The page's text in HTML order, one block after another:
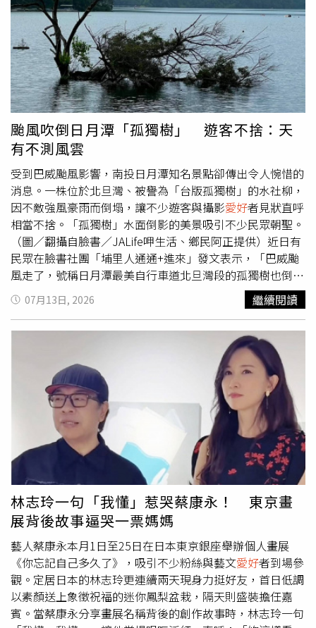
（Bang Phli）一處臨湖住宅區。警方表示，墨菲當天搭乘
叫車服務返回租屋處，抵達社區門口時便出現異常舉動。他
先試圖拿出1000泰銖支付司機，但司機察覺其精神狀態不
對勁，因此拒絕收下這筆錢。之後，墨菲又走向一輛準備進
入社區的住戶轎車，敲打車窗，希望對方載他進入社區。警
衛見狀立即提醒車主不要讓他上車。遭拒後，墨菲情緒變得
愈發激動，不僅大聲叫喊，還躺在人行道上不停翻滾，甚至
高舉雙手做出疑似祈禱的動作，整個過程令人錯愕。康納墨
菲與22歲女友租住的湖畔豪宅事後被發現遭嚴重破壞。（圖
／翻攝自Bangkok Post）社區管理人員擔心發生危險而報
警處理。警方抵達後，墨菲突然拔腿狂奔，直接衝向社區旁
的大型人工湖，毫不猶豫跳入水中。目擊者表示，他一開始
仍持續游向湖中央，但不久後速度愈來愈慢，疑似體力耗
盡，最後整個人沉入水底，再也沒有浮出水面。由於湖泊深
度超過10公尺，現場民眾及保全都不敢冒然下水救人，只能
等待救難人員到場。救援單位派出潛水員搜尋約30分鐘後，
終於在距離岸邊約20公尺處尋獲墨菲，但已無生命跡象。警
方初步相驗指出，墨菲身上除了在人行道翻滾造成的些微擦
傷外，沒有任何遭毆打或攻擊的傷勢，也未發現明顯他殺跡
象。遺體隨後送往拉瑪提博迪查克里納魯博丁醫院
（Ramathibodi Chakri Naruebodindra Hospital）進行解
剖，並同步安排毒物檢驗，目前尚未公布正式死因，警方強
調仍須等待完整法醫報告。警方隨後返回墨菲租住的湖畔豪
宅勘查，赫然發現整棟房屋遭到嚴重破壞。黑色及黃色油漆
被潑灑得到處都是，牆面、家具、家電、裝飾品幾乎全遭波
及，屋內凌亂不堪，彷彿遭人刻意破壞。警方之後搜索墨菲
使用的車輛，並在其腰包內發現兩支未使用的注射器及數顆
成分仍待化驗的不明白色藥丸，全數送驗，以釐清是否與案
件有關。警方同時表示，將持續蒐集相關證據，並已通知美
國駐泰國大使館協助家屬處理後續事宜。墨菲出生於美國德
州奧斯汀，早年憑藉健身、健美及街頭惡搞影片迅速累積人
氣，YouTube主頻道擁有約236萬名訂閱者，副頻道
「Connor Murphy Unfiltered」也有超過128萬名訂閱，
Instagram追蹤人數約38萬。他曾以壯碩身材、健身技巧及
街頭搭訕影片走紅，後來也投入社會實驗、生活分享等內
容，吸引大批健身愛好者追隨。此外，他也是網路
「Looksmaxxing」社群的代表人物之一。該社群主張透過
颱風吹倒日月潭「孤獨樹」 遊客不捨：天
有不測風雲
受到巴威颱風影響，南投日月潭知名景點卻傳出令人惋惜的
消息。一株位於北旦灣、被譽為「台版孤獨樹」的水社柳，
因不敵強風豪雨而倒塌，讓不少遊客與攝影愛好者見狀直呼
相當不捨。「孤獨樹」水面倒影的美景吸引不少民眾朝聖。
（圖／翻攝自臉書／JALife呷生活、鄉民阿正提供）近日有
民眾在臉書社團「埔里人通通+進來」發文表示，「巴威颱
風走了，號稱日月潭最美自行車道北旦灣段的孤獨樹也倒
了，昔日美麗樹影怎勘回味」，並感嘆天有不測風雲，就連
大樹也難逃天災侵襲。據了解，這棵位於北旦灣水域的「孤
獨樹」，其實是一株台灣特有種水社柳，栽種於湖中的浮排
上。水位充足時，「孤獨樹」獨自佇立湖面，搭配水面的倒
影，形成如畫景色；枯水期則會露出淤泥，呈現「沙洲孤
樹」的樣貌，只要在環潭自行車道上就能欣賞此美景，因此
吸引不少攝影愛好 者及單車族朝聖。「孤獨樹」枯水期則有
「沙洲孤樹」的樣貌，別有一番風味。（圖／翻攝自臉書／
JALife呷生活、鄉民阿正提供）不過，受到巴威颱風帶來的
強風豪雨影響，日月潭一度恢復滿水位，加上強勁陣風侵
襲，導致這棵陪伴遊客多年的「孤獨樹」不幸倒塌。對此，
根據《中國時報》報導，日月潭國家風景區管理處表示，將
派員前往現場勘查，確認水社柳受損情形，後續也會評估是
否能進行搶救或重新種植復原。
07月13日, 2026 繼續閱讀
林志玲一句「我懂」惹哭蔡康永！ 東京畫
展背後故事逼哭一票媽媽
藝人蔡康永本月1日至25日在日本東京銀座舉辦個人畫展
《你忘記自己多久了》，吸引不少粉絲與藝文愛好者到場參
觀。定居日本的林志玲更連續兩天現身力挺好友，首日低調
以素顏送上象徵祝福的迷你鳳梨盆栽，隔天則盛裝擔任嘉
賓。當蔡康永分享畫展名稱背後的創作故事時，林志玲一句